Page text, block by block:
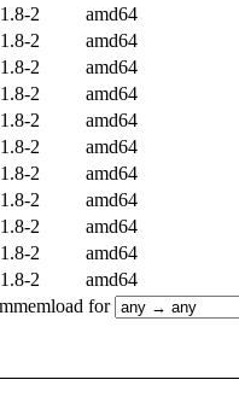
2 amd64
2 amd64
2 amd64
2 amd64
2 amd64
2 amd64
2 amd64
2 amd64
2 amd64
2 amd64
2 amd64
for